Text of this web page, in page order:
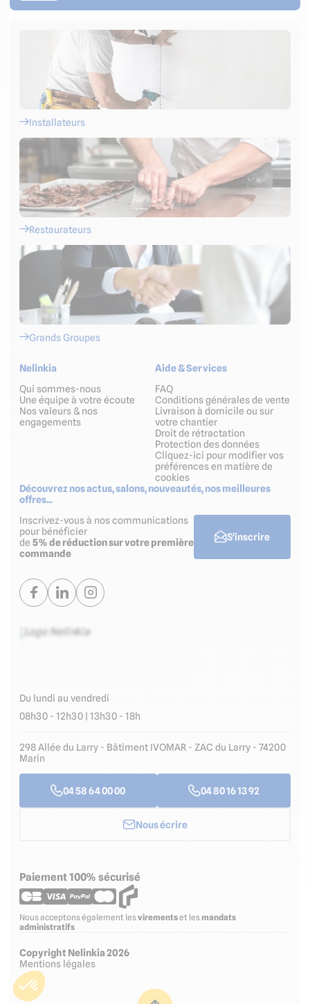
Installateurs
Restaurateurs
Grands Groupes
Du lundi au vendredi
08h30 - 12h30 | 13h30 - 18h
298 Allée du Larry - Bâtiment IVOMAR - ZAC du Larry - 74200
Marin
04 58 64 00 00 04 80 16 13 92
Nous écrire
Nelinkia
Qui sommes-nous
Une équipe à votre écoute
Nos valeurs & nos
engagements
Aide & Services
FAQ
Conditions générales de vente
Livraison à domicile ou sur
votre chantier
Droit de rétractation
Protection des données
Cliquez-ici pour modifier vos
préférences en matière de
cookies
Découvrez nos actus, salons, nouveautés, nos meilleures
offres...
Inscrivez-vous à nos communications
pour bénéficier
de 5% de réduction sur votre première
commande
S'inscrire
Paiement 100% sécurisé
Nous acceptons également lesvirementset les mandats
administratifs
Copyright Nelinkia 2026
Mentions légales